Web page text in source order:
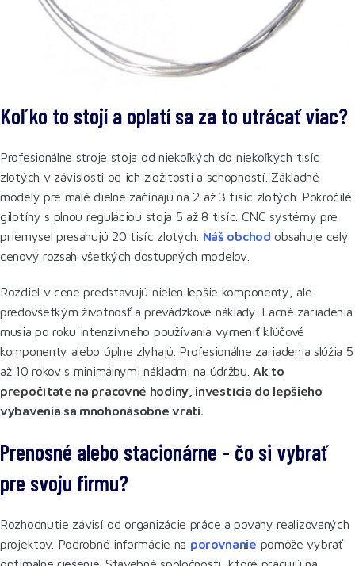
Koľko to stojí a oplatí sa za to utrácať viac?
Profesionálne stroje stoja od niekoľkých do niekoľkých tisíc
zlotých v závislosti od ich zložitosti a schopností. Základné
modely pre malé dielne začínajú na 2 až 3 tisíc zlotých. Pokročilé
gilotíny s plnou reguláciou stoja 5 až 8 tisíc. CNC systémy pre
priemysel presahujú 20 tisíc zlotých. Náš obchod obsahuje celý
cenový rozsah všetkých dostupných modelov.
Rozdiel v cene predstavujú nielen lepšie komponenty, ale
predovšetkým životnosť a prevádzkové náklady. Lacné zariadenia
musia po roku intenzívneho používania vymeniť kľúčové
komponenty alebo úplne zlyhajú. Profesionálne zariadenia slúžia 5
až 10 rokov s minimálnymi nákladmi na údržbu.Ak to
prepočítate na pracovné hodiny, investícia do lepšieho
vybavenia sa mnohonásobne vráti.
Prenosné alebo stacionárne - čo si vybrať
pre svoju firmu?
Rozhodnutie závisí od organizácie práce a povahy realizovaných
projektov. Podrobné informácie na porovnanie pomôže vybrať